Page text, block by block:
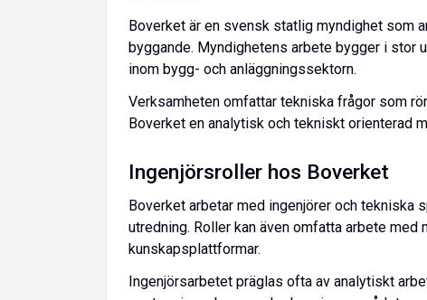
Boverket är en svensk statlig myndighet som
byggande. Myndighetens arbete bygger i stor
inom bygg- och anläggningssektorn.
Verksamheten omfattar tekniska frågor som
Boverket en analytisk och tekniskt orienterad
Ingenjörsroller hos Boverket
Boverket arbetar med ingenjörer och tekniska
utredning. Roller kan även omfatta arbete
kunskapsplattformar.
Ingenjörsarbetet präglas ofta av analytiskt